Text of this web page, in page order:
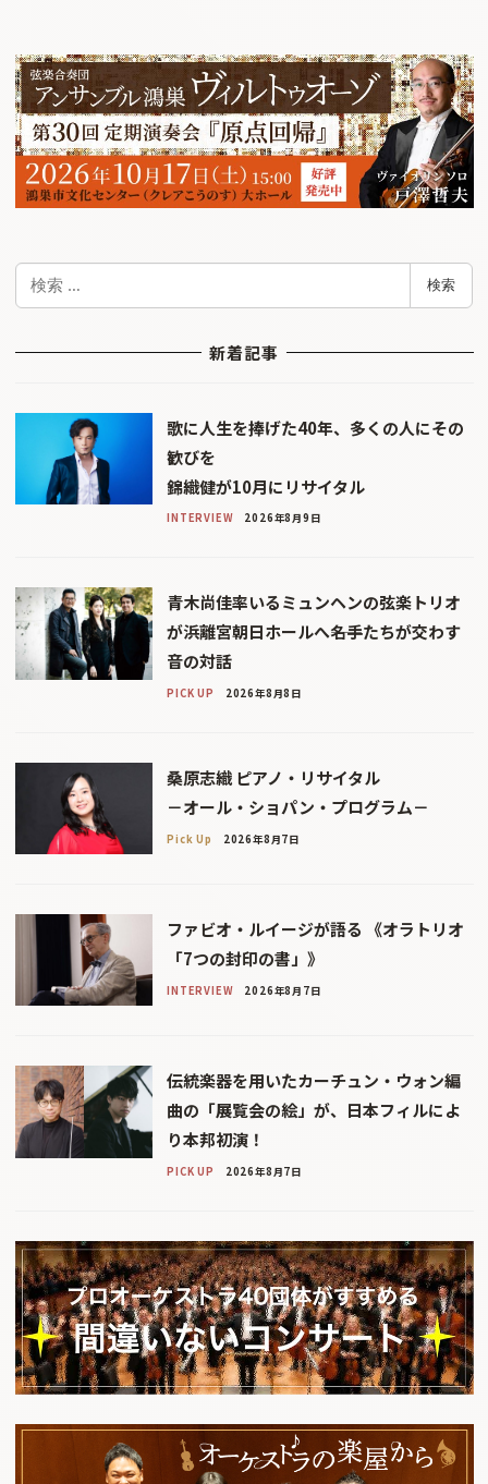
検
検索
新着記事
歌に人生を捧げた40年、多くの人にその
歓びを
錦織健が10月にリサイタル
INTERVIEW 2026年8月9日
青木尚佳率いるミュンヘンの弦楽トリオ
が浜離宮朝日ホールへ――名手たちが交わす
音の対話
PICK UP 2026年8月8日
桑原志織 ピアノ・リサイタル
－オール・ショパン・プログラム－
Pick Up 2026年8月7日
ファビオ・ルイージが語る 《オラトリオ
「7つの封印の書」》
INTERVIEW 2026年8月7日
伝統楽器を用いたカーチュン・ウォン編
曲の「展覧会の絵」が、日本フィルによ
り本邦初演！
PICK UP 2026年8月7日